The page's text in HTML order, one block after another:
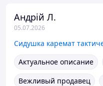
Андрій Л.
05.07.2026
Актуальное описание
Вежливый продавец